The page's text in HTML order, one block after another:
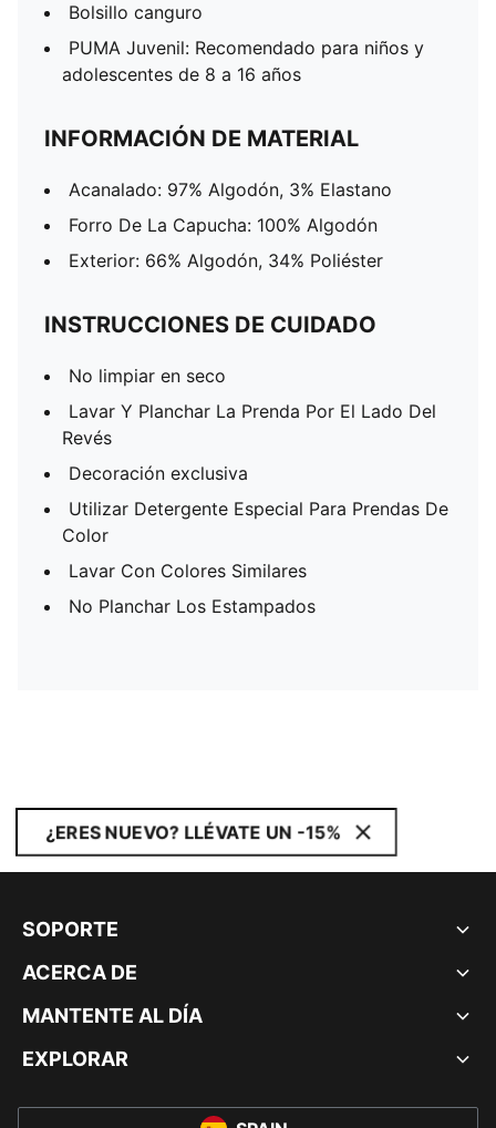
Bolsillo canguro
PUMA Juvenil: Recomendado para niños y
adolescentes de 8 a 16 años
INFORMACIÓN DE MATERIAL
Acanalado: 97% Algodón, 3% Elastano
Forro De La Capucha: 100% Algodón
Exterior: 66% Algodón, 34% Poliéster
INSTRUCCIONES DE CUIDADO
No limpiar en seco
Lavar Y Planchar La Prenda Por El Lado Del
Revés
Decoración exclusiva
Utilizar Detergente Especial Para Prendas De
Color
Lavar Con Colores Similares
No Planchar Los Estampados
¿ERES NUEVO? LLÉVATE UN -15%
SOPORTE
ACERCA DE
MANTENTE AL DÍA
EXPLORAR